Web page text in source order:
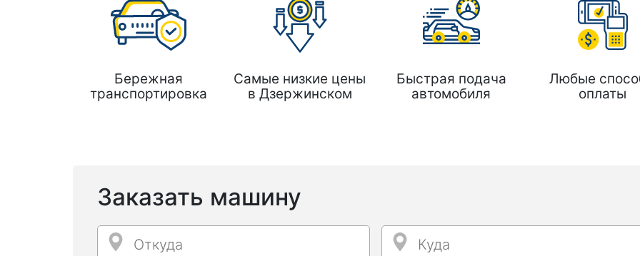
Бережная
транспортировка
Самые низкие цены
в Дзержинском
Быстрая подача
автомобиля
Любые
оплаты
Заказать машину
Откуда Откуда Куда Куда